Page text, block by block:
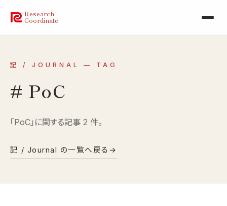
Research
Coordinate
記 / JOURNAL — TAG
# PoC
「PoC」に関する記事 2 件。
記 / Journal の一覧へ戻る